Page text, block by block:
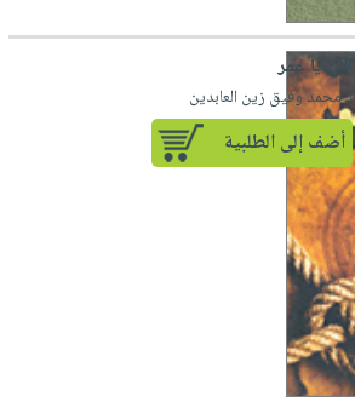
الآن يا عمر
لـ محمد وفيق زين العابدين
أضف إلى الطلبية